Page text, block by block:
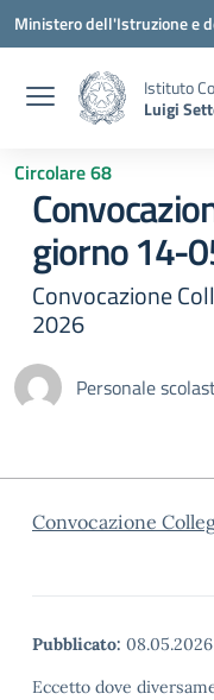
Vai ai contenuti
Vai al menu di navigazione
Vai al footer
Ministero dell'Istruzione e
Istituto
Luigi
Circolare 68
giorno 14-
Convocazione
2026
Personale
Convocazione
Pubblicato: 08.05.2026
Eccetto dove